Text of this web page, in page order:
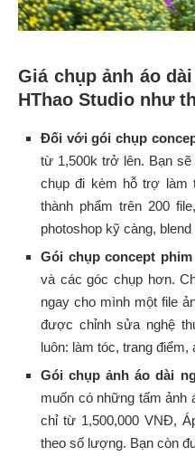
Giá chụp ảnh áo
HThao Studio như
Đối với gói chụp
từ 1,500k trở lên. Bạn
chụp đi kèm hỗ trợ làm
thành phẩm trên 200
photoshop kỹ càng,
Gói chụp concept
và các góc chụp hơn.
ngay cho mình một file
được chỉnh sửa nghệ
luôn: làm tóc, trang
Gói chụp ảnh áo dài
muốn có những tấm ảnh
chỉ từ 1,500,000 VNĐ,
theo số lượng. Bạn còn